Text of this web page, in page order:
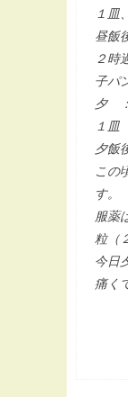
１皿
昼飯
２時
子パ
夕
１皿
夕飯
この
す。
服薬
粒（
今日
痛く